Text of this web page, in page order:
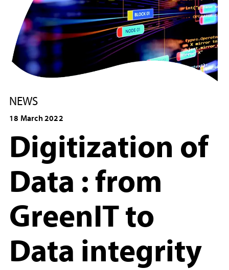
NEWS
18 March 2022
Digitization of
Data : from
GreenIT to
Data integrity